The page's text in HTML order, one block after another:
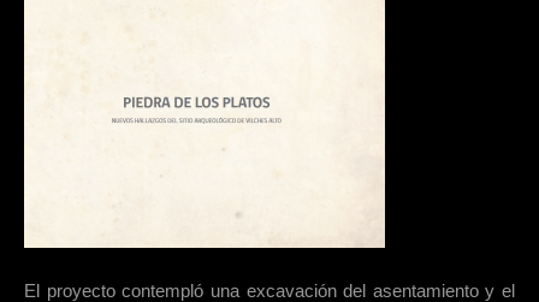
El proyecto contempló una excavación del asentamiento y el